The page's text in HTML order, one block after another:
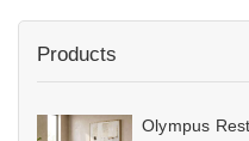
Products
Olympus